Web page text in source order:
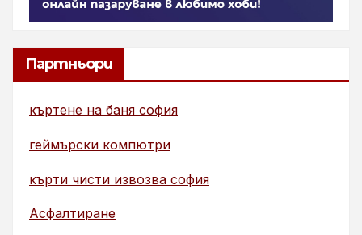
Партньори
къртене на баня софия
геймърски компютри
кърти чисти извозва софия
Асфалтиране